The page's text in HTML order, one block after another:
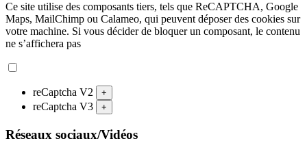
Ce site utilise des composants tiers, tels que ReCAPTCHA, Google
Maps, MailChimp ou Calameo, qui peuvent déposer des cookies sur
votre machine. Si vous décider de bloquer un composant, le contenu
ne s’affichera pas
reCaptcha V2 +
reCaptcha V3 +
Réseaux sociaux/Vidéos